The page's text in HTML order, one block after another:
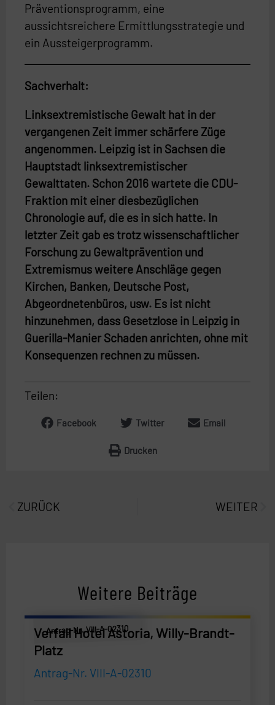
Präventionsprogramm, eine
aussichtsreichere Ermittlungsstrategie und
ein Aussteigerprogramm.
Sachverhalt:
Linksextremistische Gewalt hat in der
vergangenen Zeit immer schärfere Züge
angenommen. Leipzig ist in Sachsen die
Hauptstadt linksextremistischer
Gewalttaten. Schon 2016 wartete die CDU-
Fraktion mit einer diesbezüglichen
Chronologie auf, die es in sich hatte. In
letzter Zeit gab es trotz wissenschaftlicher
Forschung zu Gewaltprävention und
Extremismus weitere Anschläge gegen
Kirchen, Banken, Deutsche Post,
Abgeordnetenbüros, usw. Es ist nicht
hinzunehmen, dass Gesetzlose in Leipzig in
Guerilla-Manier Schaden anrichten, ohne mit
Konsequenzen rechnen zu müssen.
Teilen:
Facebook Twitter Email
Drucken
ZURÜCK WEITER
Weitere Beiträge
Antrag-Nr. VIII-A-02310
Verfall Hotel Astoria, Willy-Brandt-
Platz
Antrag-Nr. VIII-A-02310